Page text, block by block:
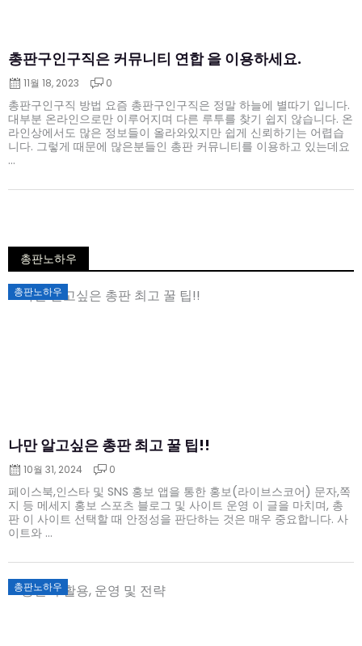
총판구인구직은 커뮤니티 연합 을 이용하세요.
11월 18, 2023 0
총판구인구직 방법 요즘 총판구인구직은 정말 하늘에 별따기 입니다.
대부분 온라인으로만 이루어지며 다른 루투를 찾기 쉽지 않습니다. 온
라인상에서도 많은 정보들이 올라와있지만 쉽게 신뢰하기는 어렵습
니다. 그렇게 때문에 많은분들인 총판 커뮤니티를 이용하고 있는데요
...
총판노하우
총판노하우
나만 알고싶은 총판 최고 꿀 팁!!
Posted
on
10월 31, 2024 0
페이스북,인스타 및 SNS 홍보 앱을 통한 홍보(라이브스코어) 문자,쪽
지 등 메세지 홍보 스포츠 블로그 및 사이트 운영 이 글을 마치며, 총
판 이 사이트 선택할 때 안정성을 판단하는 것은 매우 중요합니다. 사
이트와 ...
총판노하우
Posted
on